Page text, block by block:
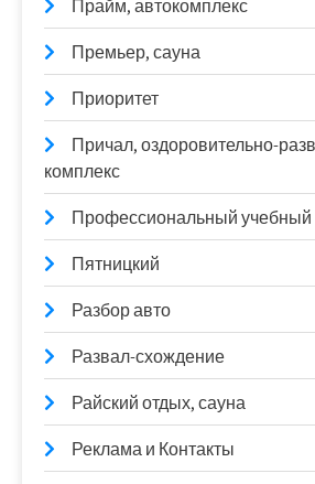
Прайм, автокомплекс
Премьер, сауна
Приоритет
Причал, оздоровительно-
комплекс
Профессиональный учебный
Пятницкий
Разбор авто
Развал-схождение
Райский отдых, сауна
Реклама и Контакты